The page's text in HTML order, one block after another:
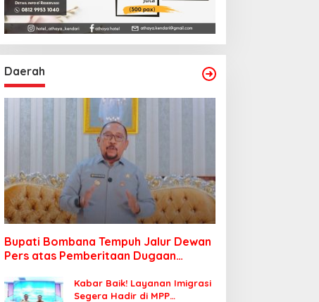
Daerah
Bupati Bombana Tempuh Jalur Dewan
Pers atas Pemberitaan Dugaan
Kabar Baik! Layanan Imigrasi
Segera Hadir di MPP